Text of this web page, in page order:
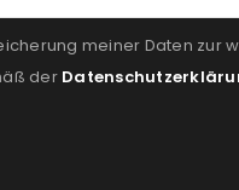
meiner Daten zur
der